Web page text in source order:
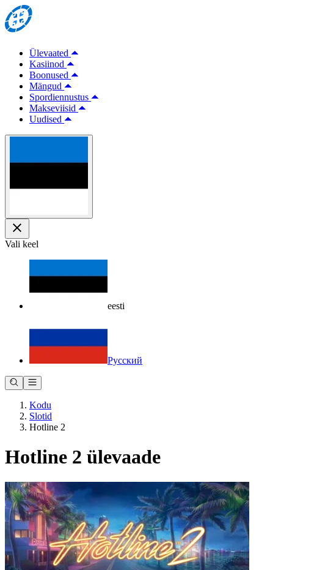
Ülevaated
Kasiinod
Boonused
Mängud
Spordiennustus
Makseviisid
Uudised
Vali keel
eesti
Русский
Kodu
Slotid
Hotline 2
Hotline 2 ülevaade